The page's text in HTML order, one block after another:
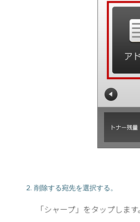
2. 削除する宛先を選択する。
「シャープ」をタップしま